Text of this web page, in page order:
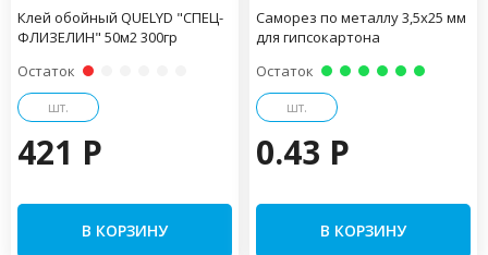
Клей обойный QUELYD "СПЕЦ-
ФЛИЗЕЛИН" 50м2 300гр
Остаток
шт.
421 P
В КОРЗИНУ
Саморез по металлу 3,5х25 мм
для гипсокартона
Остаток
шт.
0.43 P
В КОРЗИНУ